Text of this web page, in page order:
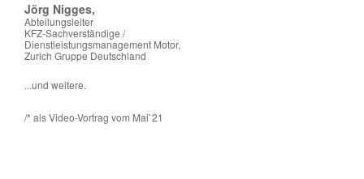
Jörg Nigges,
Abteilungsleiter
KFZ-Sachverständige /
Dienstleistungsmanagement Motor,
Zurich Gruppe Deutschland
...und weitere.
/* als Video-Vortrag vom Mai`21